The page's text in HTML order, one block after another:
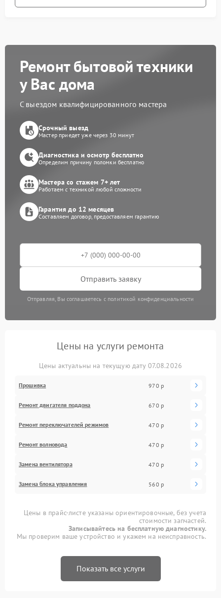
Ремонт бытовой техники
у Вас дома
С выездом квалифицированного мастера
Срочный выезд
Мастер приедет уже через 30 минут
Диагностика и осмотр бесплатно
Определим причину поломки бесплатно
Мастера со стажем 7+ лет
Работаем с техникой любой сложности
Гарантия до 12 месяцев
Составляем договор, предоставляем гарантию
Отправить заявку
Отправляя, Вы соглашаетесь с политикой конфиденциальности
Цены на услуги ремонта
Цены актуальны на текущую дату 07.08.2026
Прошивка 970 р
Ремонт двигателя поддона 670 р
Ремонт переключателей режимов 470 р
Ремонт волновода 470 р
Замена вентилятора 470 р
Замена блока управления 560 р
Цены в прайс-листе указаны ориентировочные, без учета
стоимости запчастей.
Записывайтесь на бесплатную диагностику.
Мы проверим ваше устройство и укажем на неисправность.
Показать все услуги